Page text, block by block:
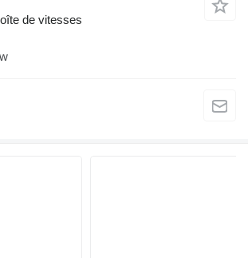
de vitesses